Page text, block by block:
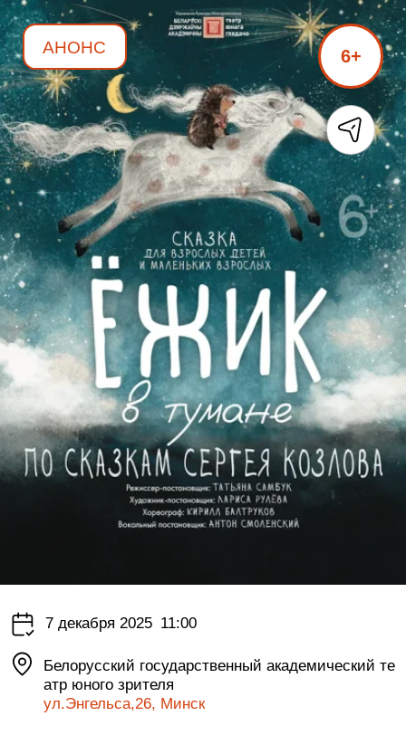
АНОНС 6+
7 декабря 2025 11:00
Белорусский государственный академический те
атр юного зрителя
ул.Энгельса,26, Минск